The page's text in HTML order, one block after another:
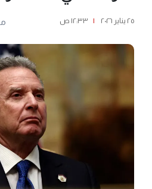
٢٥ يناير ٢٠٢٦ | ١٢:٣٣ ص